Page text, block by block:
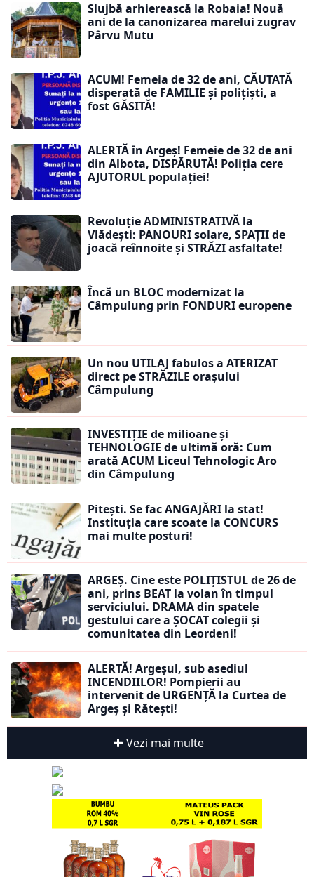
Slujbă arhierească la Robaia! Nouă
ani de la canonizarea marelui zugrav
Pârvu Mutu
ACUM! Femeia de 32 de ani, CĂUTATĂ
disperată de FAMILIE și polițiști, a
fost GĂSITĂ!
ALERTĂ în Argeș! Femeie de 32 de ani
din Albota, DISPĂRUTĂ! Poliția cere
AJUTORUL populației!
Revoluție ADMINISTRATIVĂ la
Vlădești: PANOURI solare, SPAȚII de
joacă reînnoite și STRĂZI asfaltate!
Încă un BLOC modernizat la
Câmpulung prin FONDURI europene
Un nou UTILAJ fabulos a ATERIZAT
direct pe STRĂZILE orașului
Câmpulung
INVESTIȚIE de milioane și
TEHNOLOGIE de ultimă oră: Cum
arată ACUM Liceul Tehnologic Aro
din Câmpulung
Pitești. Se fac ANGAJĂRI la stat!
Instituția care scoate la CONCURS
mai multe posturi!
ARGEȘ. Cine este POLIȚISTUL de 26 de
ani, prins BEAT la volan în timpul
serviciului. DRAMA din spatele
gestului care a ȘOCAT colegii și
comunitatea din Leordeni!
ALERTĂ! Argeșul, sub asediul
INCENDIILOR! Pompierii au
intervenit de URGENȚĂ la Curtea de
Argeș și Rătești!
Vezi mai multe